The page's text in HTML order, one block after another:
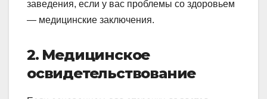
заведения, если у вас проблемы со здоровьем
— медицинские заключения.
2. Медицинское
освидетельствование